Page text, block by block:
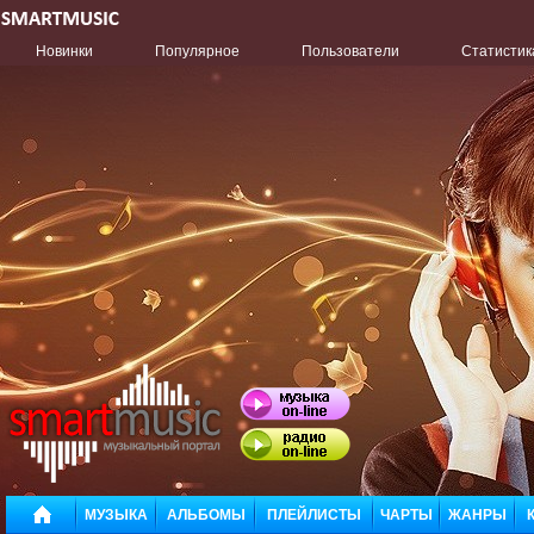
Новинки Популярное Пользователи
МУЗЫКА АЛЬБОМЫ ПЛЕЙЛИСТЫ ЧАРТЫ ЖАНРЫ